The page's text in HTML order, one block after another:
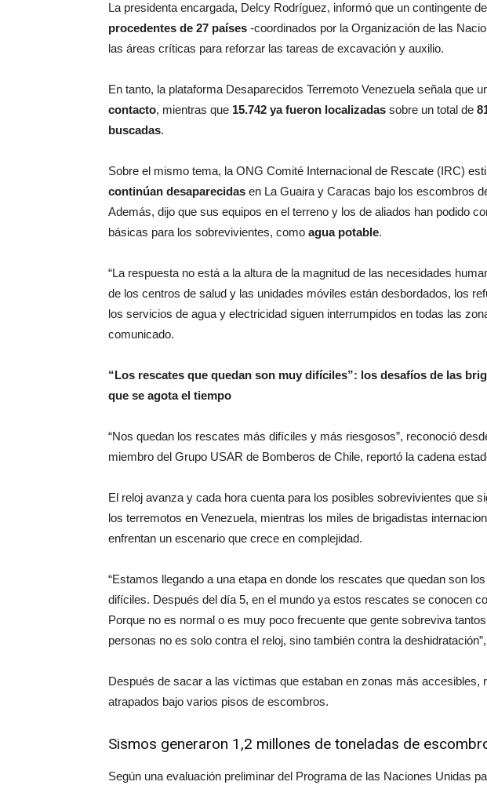
La presidenta encargada, Delcy Rodríguez, informó que un contingente de
procedentes de 27 países -coordinados por la Organización de las
las áreas críticas para reforzar las tareas de excavación y auxilio.
En tanto, la plataforma Desaparecidos Terremoto Venezuela señala que
contacto, mientras que 15.742 ya fueron localizadas sobre un total de
buscadas.
Sobre el mismo tema, la ONG Comité Internacional de Rescate (IRC)
continúan desaparecidas en La Guaira y Caracas bajo los escombros
Además, dijo que sus equipos en el terreno y los de aliados han podido
básicas para los sobrevivientes, como agua potable.
“La respuesta no está a la altura de la magnitud de las necesidades
de los centros de salud y las unidades móviles están desbordados, los
los servicios de agua y electricidad siguen interrumpidos en todas las
comunicado.
“Los rescates que quedan son muy difíciles”: los desafíos de las
que se agota el tiempo
“Nos quedan los rescates más difíciles y más riesgosos”, reconoció
miembro del Grupo USAR de Bomberos de Chile, reportó la cadena
El reloj avanza y cada hora cuenta para los posibles sobrevivientes que
los terremotos en Venezuela, mientras los miles de brigadistas
enfrentan un escenario que crece en complejidad.
“Estamos llegando a una etapa en donde los rescates que quedan son
difíciles. Después del día 5, en el mundo ya estos rescates se conocen
Porque no es normal o es muy poco frecuente que gente sobreviva
personas no es solo contra el reloj, sino también contra la
Después de sacar a las víctimas que estaban en zonas más accesibles,
atrapados bajo varios pisos de escombros.
Sismos generaron 1,2 millones de toneladas de
Según una evaluación preliminar del Programa de las Naciones Unidas